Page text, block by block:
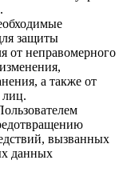
защиты
от неправомерного
а также от
лиц.
вызванных
данных